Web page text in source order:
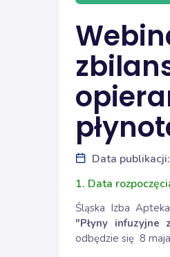
Data
1. Data
Śląska Izba
"Płyny infuzyjne
odbędzie się 8